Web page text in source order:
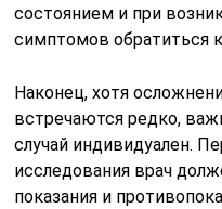
состоянием и при
симптомов обратиться к
Наконец, хотя
встречаются редко,
случай индивидуален.
исследования врач
показания и